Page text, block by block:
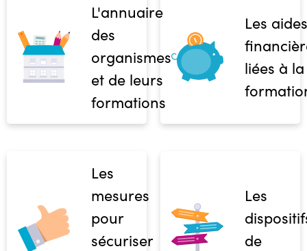
L'annuaire
des
organismes
et de leurs
formations
Les aides
liées à la
Les
mesures
pour
sécuriser
Les
de